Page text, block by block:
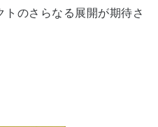
のさらなる展開が期待さ